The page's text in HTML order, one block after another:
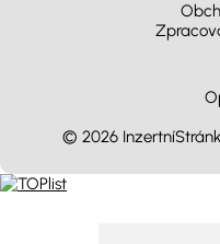
© 2026